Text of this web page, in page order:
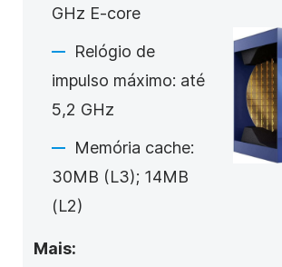
GHz E-core
Relógio de
impulso máximo: até
5,2 GHz
Memória cache:
30MB (L3); 14MB
(L2)
Mais: